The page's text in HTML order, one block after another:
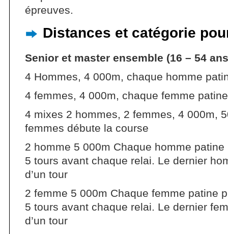
épreuves.
Distances et catégorie
Senior et master ensemble (16 – 54
4 Hommes, 4 000m, chaque homme
4 femmes, 4 000m, chaque femme
4 mixes 2 hommes, 2 femmes, 4 000m,
femmes débute la course
2 homme 5 000m Chaque homme patine
5 tours avant chaque relai. Le dernier
d’un tour
2 femme 5 000m Chaque femme patine
5 tours avant chaque relai. Le dernier
d’un tour